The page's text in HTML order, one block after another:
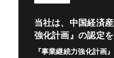
当社は、中国経済
強化計画』の認定を
『事業継続力強化計画